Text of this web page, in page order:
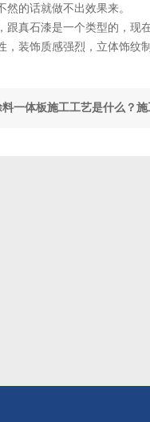
的话就做不出效果来。
真石漆是一个类型的，现
装饰质感强烈，立体饰纹
一体板施工工艺是什么？施